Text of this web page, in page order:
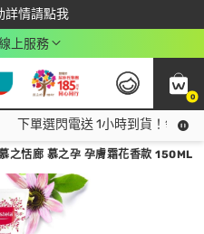
詳情請點我
高回饋$350
上服務
0
下單選閃電送 1小時到貨！領神
之恬廊 慕之孕 孕膚霜花香款 150ML